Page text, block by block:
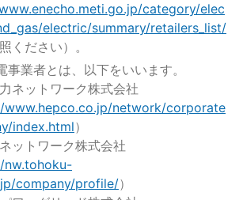
category/elec
electric/summary/retailers_list/
ください）。
事業者とは、以下をいいます。
ネットワーク株式会社
www.hepco.co.jp/network/corporate
index.html）
ットワーク株式会社
nw.tohoku-
company/profile/）